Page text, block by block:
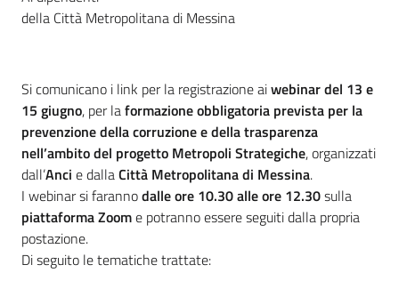
della Città Metropolitana di Messina
Si comunicano i link per la registrazione aiwebinar del 13 e
15 giugno, per laformazione obbligatoria prevista per la
prevenzione della corruzione e della trasparenza
nell’ambito del progetto Metropoli Strategiche, organizzati
dall’Anci e dallaCittà Metropolitana di Messina.
I webinar si farannodalle ore 10.30 alle ore 12.30sulla
piattaforma Zoome potranno essere seguiti dalla propria
postazione.
Di seguito le tematiche trattate: